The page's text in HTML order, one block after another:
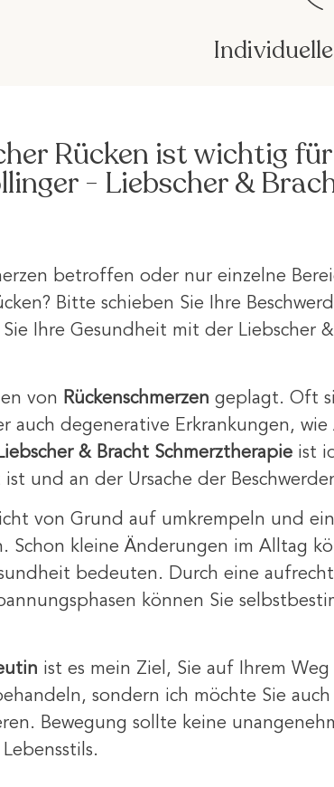
Rücken ist wichtig
- Liebscher &
betroffen oder nur einzelne
Bitte schieben Sie Ihre
Ihre Gesundheit mit der Liebscher
von Rückenschmerzen geplagt. Oft
auch degenerative Erkrankungen,
Liebscher & Bracht Schmerztherapie ist
und an der Ursache der
von Grund auf umkrempeln und
Schon kleine Änderungen im Alltag
bedeuten. Durch eine
können Sie
ist es mein Ziel, Sie auf Ihrem
sondern ich möchte Sie
Bewegung sollte keine